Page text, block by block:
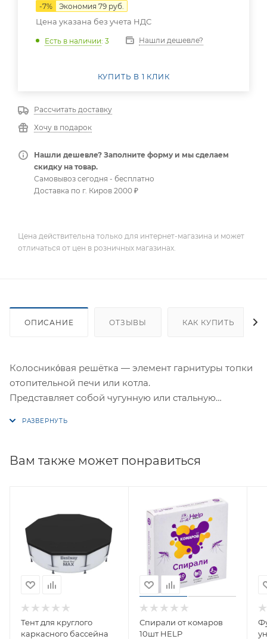
-7% Экономия 79 руб.
Цена указана без учета НДС
Есть в наличии: 3 Нашли дешевле?
КУПИТЬ В 1 КЛИК
Рассчитать доставку
Хочу в подарок
Нашли дешевле? Заполните форму и мы сделаем
скидку на товар.
Самовывоз сегодня - бесплатно
Доставка по г. Киров 2000 ₽
Цена действительна только для интернет-магазина и может
отличаться от цен в розничных магазинах.
ОПИСАНИЕ ОТЗЫВЫ КАК КУПИТЬ
Колоснико́вая решётка — элемент гарнитуры топки
отопительной печи или котла.
Представляет собой чугунную или стальную
Вам также может понравиться
Тент для круглого
каркасного бассейна
Спирали от комаров
10шт HELP